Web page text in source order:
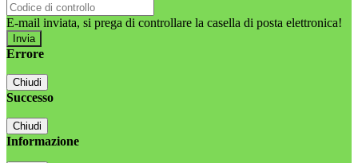
E-mail inviata, si prega di controllare la casella di posta elettronica!
Errore
Chiudi
Successo
Chiudi
Informazione